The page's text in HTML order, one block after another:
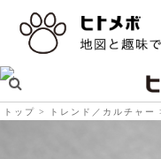
トップ トレンド／カルチャー